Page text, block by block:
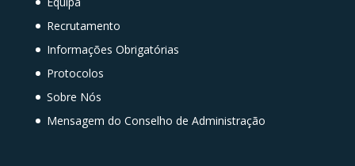
Recrutamento
Informações Obrigatórias
Protocolos
Sobre Nós
Mensagem do Conselho de Administração